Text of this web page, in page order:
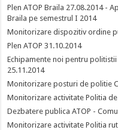
Plen ATOP Braila 27.08.2014 -
Braila pe semestrul I 2014
Monitorizare dispozitiv ordine
Plen ATOP 31.10.2014
Echipamente noi pentru
25.11.2014
Monitorizare posturi de politie
Monitorizare activitate Politia
Dezbatere publica ATOP -
Monitorizare activitate Politia